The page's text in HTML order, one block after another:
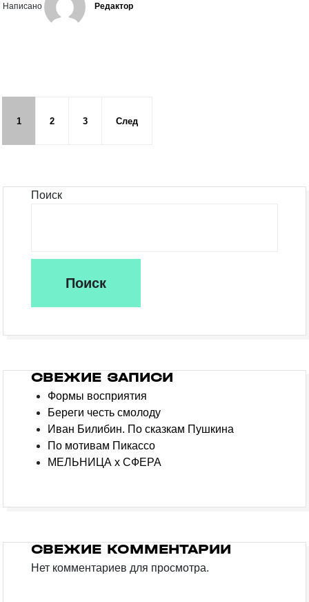
Написано Редактор
1 2 3 След
Поиск
Поиск
СВЕЖИЕ ЗАПИСИ
Формы восприятия
Береги честь смолоду
Иван Билибин. По сказкам Пушкина
По мотивам Пикассо
МЕЛЬНИЦА х СФЕРА
СВЕЖИЕ КОММЕНТАРИИ
Нет комментариев для просмотра.